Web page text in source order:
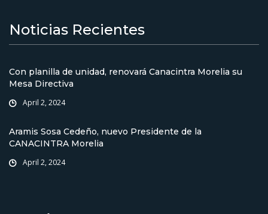
Noticias Recientes
Con planilla de unidad, renovará Canacintra Morelia su
Mesa Directiva
April 2, 2024
Aramis Sosa Cedeño, nuevo Presidente de la
CANACINTRA Morelia
April 2, 2024